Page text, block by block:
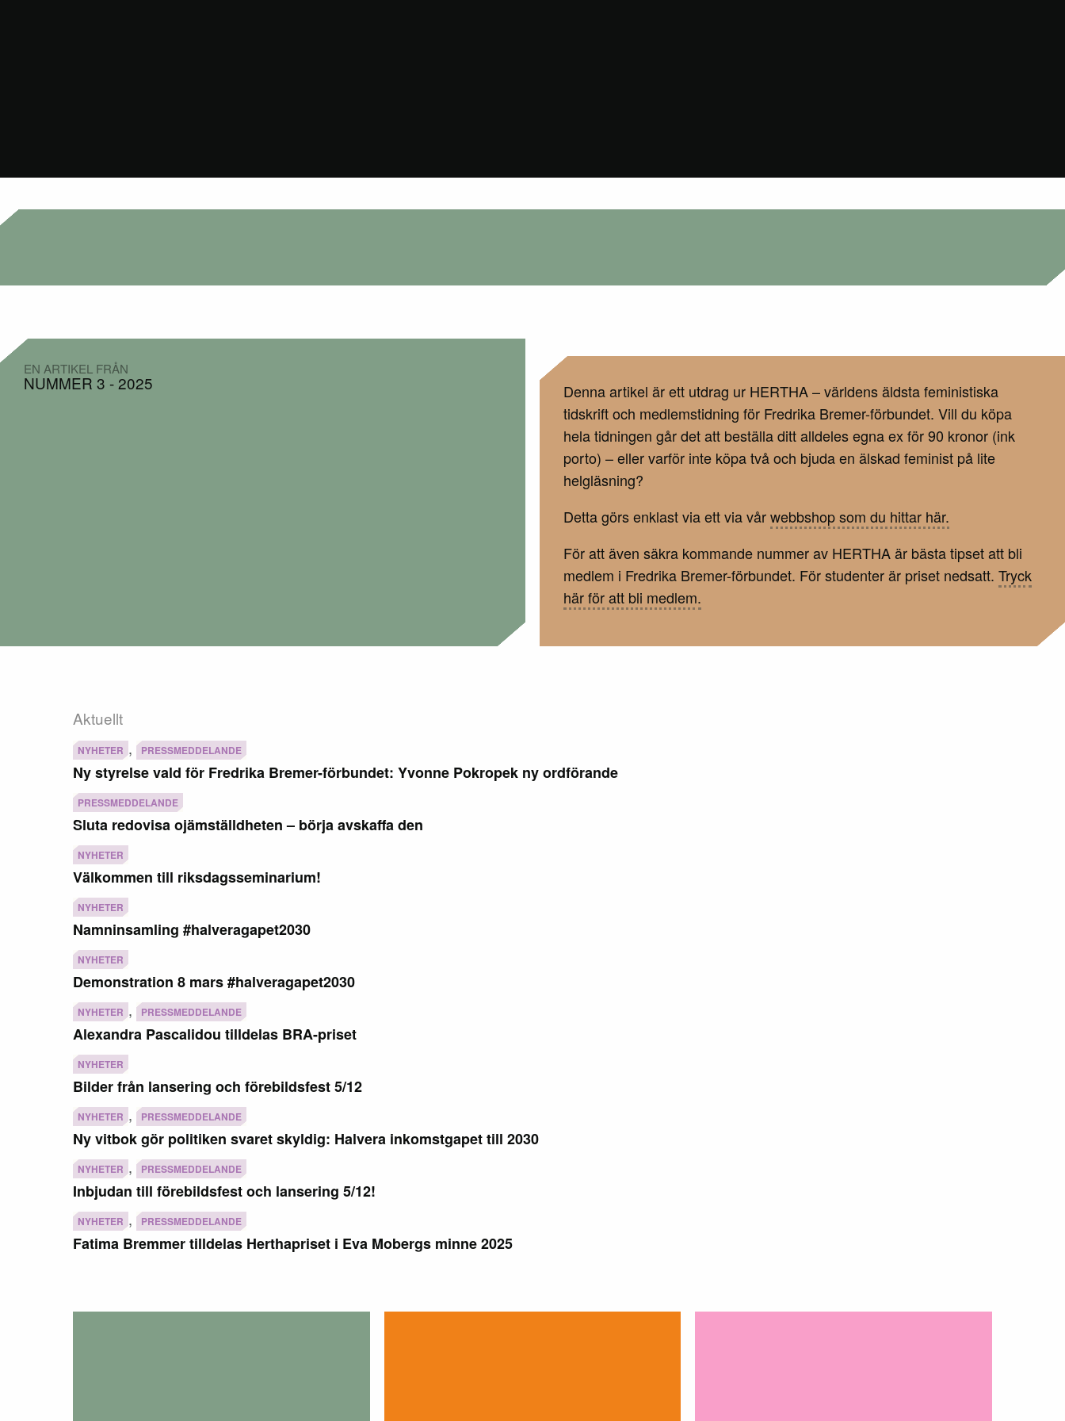
EN ARTIKEL FRÅN
NUMMER 3 - 2025
Denna artikel är ett utdrag ur HERTHA – världens äldsta feministiska
tidskrift och medlemstidning för Fredrika Bremer-förbundet. Vill du köpa
hela tidningen går det att beställa ditt alldeles egna ex för 90 kronor (ink
porto) – eller varför inte köpa två och bjuda en älskad feminist på lite
helgläsning?
Detta görs enklast via ett via vårwebbshop som du hittar här.
För att även säkra kommande nummer av HERTHA är bästa tipset att bli
medlem i Fredrika Bremer-förbundet. För studenter är priset nedsatt. Tryck
här för att bli medlem.
Aktuellt
NYHETER , PRESSMEDDELANDE
Ny styrelse vald för Fredrika Bremer-förbundet: Yvonne Pokropek ny ordförande
PRESSMEDDELANDE
Sluta redovisa ojämställdheten – börja avskaffa den
NYHETER
Välkommen till riksdagsseminarium!
NYHETER
Namninsamling #halveragapet2030
NYHETER
Demonstration 8 mars #halveragapet2030
NYHETER , PRESSMEDDELANDE
Alexandra Pascalidou tilldelas BRA-priset
NYHETER
Bilder från lansering och förebildsfest 5/12
NYHETER , PRESSMEDDELANDE
Ny vitbok gör politiken svaret skyldig: Halvera inkomstgapet till 2030
NYHETER , PRESSMEDDELANDE
Inbjudan till förebildsfest och lansering 5/12!
NYHETER , PRESSMEDDELANDE
Fatima Bremmer tilldelas Herthapriset i Eva Mobergs minne 2025